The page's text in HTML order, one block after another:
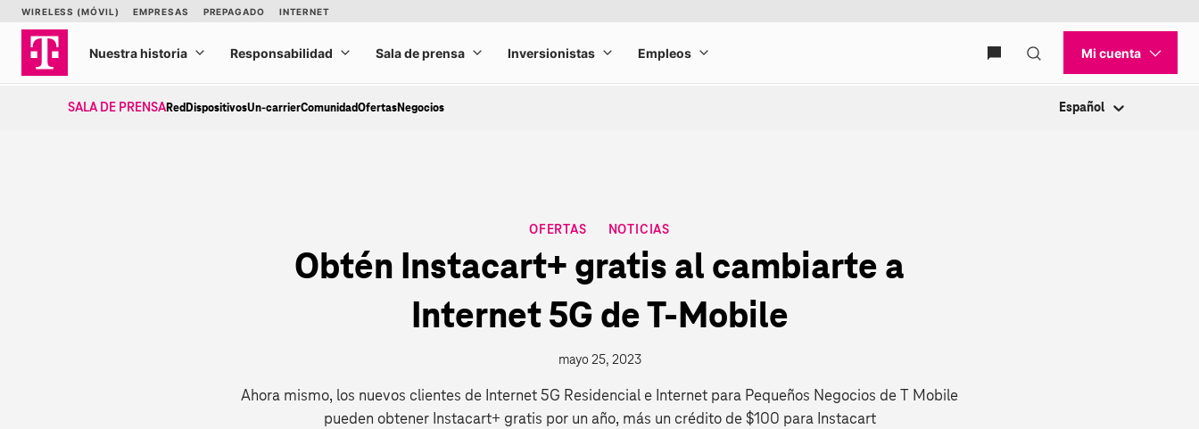
contenido
SALA DE PRENSARed DispositivosUn-carrierComunidadOfertasNegocios Español
OFERTAS NOTICIAS
Obtén Instacart+ gratis al cambiarte a
Internet 5G de T‑Mobile
mayo 25, 2023
Ahora mismo, los nuevos clientes de Internet 5G Residencial e Internet para Pequeños Negocios de T Mobile
pueden obtener Instacart+ gratis por un año, más un crédito de $100 para Instacart